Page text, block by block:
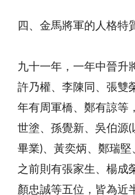
四、金馬將軍的人格特
九十一年，一年中晉升
許乃權、李陳同、張雙
年有周軍橋、鄭有諒等
世塗、孫覺新、吳伯源
畢業)、黃奕炳、鄭瑞
之前則有張家生、楊成
顏忠誠等五位，皆為近